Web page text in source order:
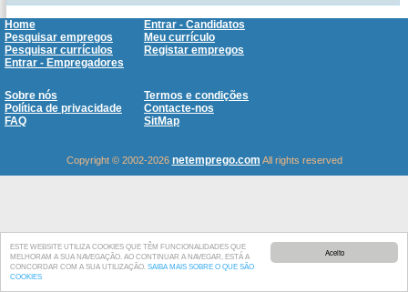
Aceito
ESTE WEBSITE UTILIZA COOKIES QUE TÊM FUNCIONALIDADES QUE
MELHORAM A SUA NAVEGAÇÃO. AO CONTINUAR A NAVEGAR, ESTÁ A
CONCORDAR COM A SUA UTILIZAÇÃO. SAIBA MAIS SOBRE O QUE SÃO
COOKIES
Home
Entrar - Candidatos
Pesquisar empregos
Meu currículo
Pesquisar currículos
Registar empregos
Entrar - Empregadores
Sobre nós
Termos e condições
Política de privacidade
Contacte-nos
FAQ
SitMap
Copyright © 2002-2026 netemprego.com All rights reserved